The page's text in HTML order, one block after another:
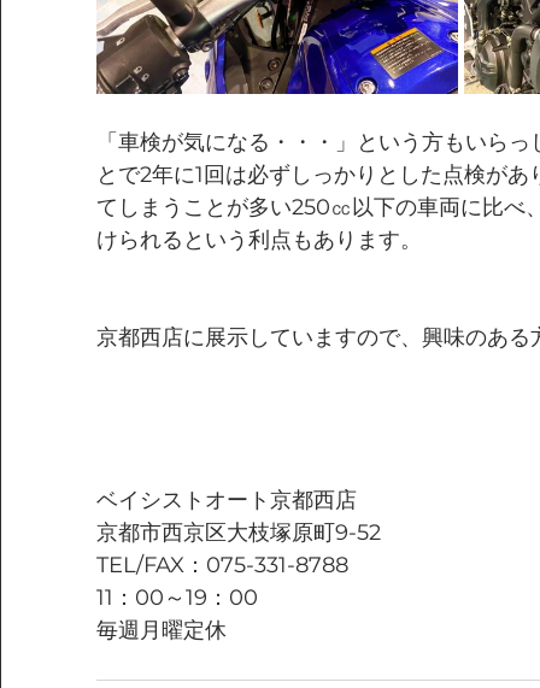
「車検が気になる・・・」という方もいら
とで2年に1回は必ずしっかりとした点検が
てしまうことが多い250㏄以下の車両に比べ
けられるという利点もあります。
京都西店に展示していますので、興味のある
ベイシストオート京都西店
京都市西京区大枝塚原町9-52
TEL/FAX：075-331-8788
11：00～19：00
毎週月曜定休